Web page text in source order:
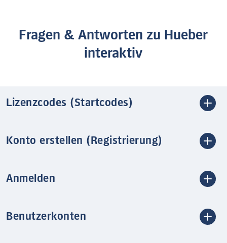
Fragen & Antworten zu Hueber
interaktiv
Lizenzcodes (Startcodes)
Konto erstellen (Registrierung)
Anmelden
Benutzerkonten